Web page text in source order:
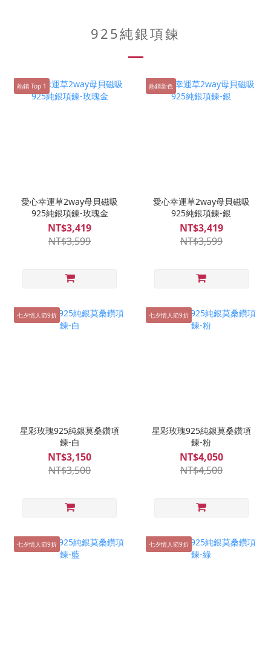
925純銀項鍊
熱銷 Top 1
愛心幸運草2way母貝磁吸
925純銀項鍊-玫瑰金
NT$3,419
NT$3,599
熱銷新色
愛心幸運草2way母貝磁吸
925純銀項鍊-銀
NT$3,419
NT$3,599
七夕情人節9折
星彩玫瑰925純銀莫桑鑽項
鍊-白
NT$3,150
NT$3,500
七夕情人節9折
星彩玫瑰925純銀莫桑鑽項
鍊-粉
NT$4,050
NT$4,500
七夕情人節9折 七夕情人節9折